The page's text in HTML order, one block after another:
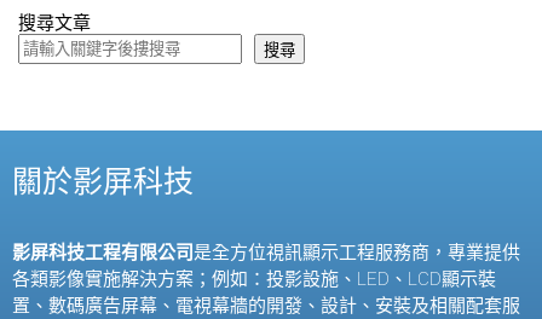
搜尋文章
搜尋
關於影屏科技
影屏科技工程有限公司是全方位視訊顯示工程服務商，專業提供
各類影像實施解決方案；例如：投影設施、 LED 、 LCD顯示裝
置、數碼廣告屏幕、電視幕牆的開發、設計、安裝及相關配套服